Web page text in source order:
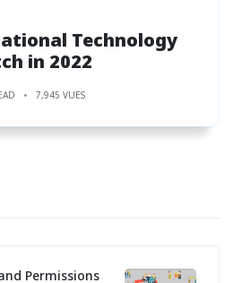
Technology
in 2022
7,945 VUES
Permissions